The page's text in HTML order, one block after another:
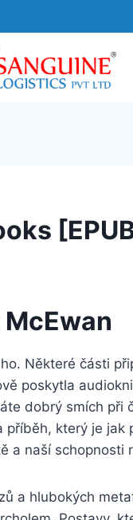
Některé části
poskytla
dobrý smích při
příběh, který je jak
a naší schopnosti
a hlubokých